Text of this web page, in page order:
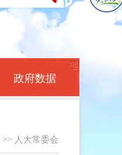
政府数据
>> 人大常委会